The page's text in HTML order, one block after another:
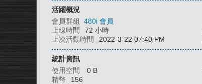
活躍概況
會員群組 480i 會員
上線時間
72 小時
上次活動時間
2022-3-22 07:40 PM
統計資訊
使用空間
0 B
精幣
156